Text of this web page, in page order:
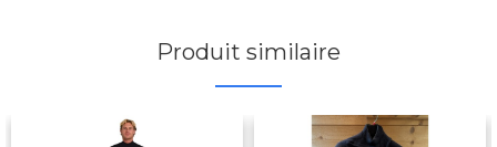
Produit similaire